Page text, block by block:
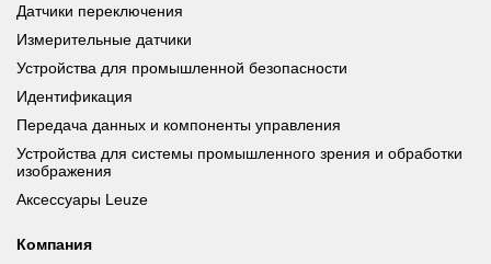
Датчики переключения
Измерительные датчики
Устройства для промышленной безопасности
Идентификация
Передача данных и компоненты управления
Устройства для системы промышленного зрения и обработки
изображения
Аксессуары Leuze
Компания